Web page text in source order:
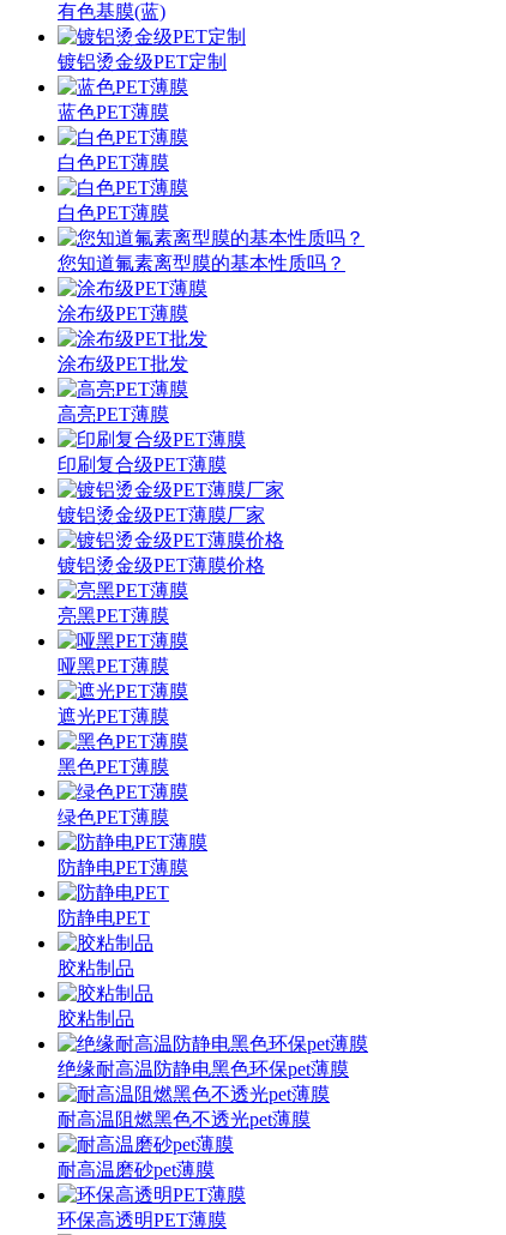
有色基膜(蓝)
镀铝烫金级PET定制
蓝色PET薄膜
白色PET薄膜
白色PET薄膜
您知道氟素离型膜的基本性质吗？
涂布级PET薄膜
涂布级PET批发
高亮PET薄膜
印刷复合级PET薄膜
镀铝烫金级PET薄膜厂家
镀铝烫金级PET薄膜价格
亮黑PET薄膜
哑黑PET薄膜
遮光PET薄膜
黑色PET薄膜
绿色PET薄膜
防静电PET薄膜
防静电PET
胶粘制品
胶粘制品
绝缘耐高温防静电黑色环保pet薄膜
耐高温阻燃黑色不透光pet薄膜
耐高温磨砂pet薄膜
环保高透明PET薄膜